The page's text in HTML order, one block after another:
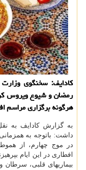
کادایف: سخنگوی
رمضان و شیوع ویروس
هرگونه برگزاری مراسم
به گزارش کادایف به
داشت: باتوجه به
در موج چهارم، از
افطاری در این ایام
بیماریهای قلبی، سرطان